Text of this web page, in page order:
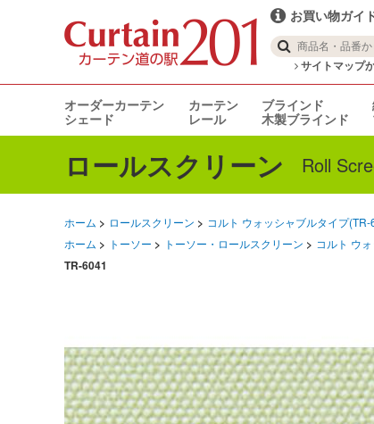
お買い物ガイ
サイトマップ
オーダーカーテン
シェード
カーテン
レール
ブラインド
木製ブラインド
ロールスクリーン Roll
ホーム ロールスクリーン コルト ウォッシャブルタイプ
ホーム トーソー トーソー・ロールスクリーン コルト ウ
TR-6041